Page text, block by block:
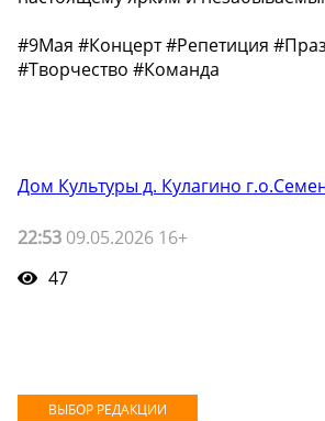
#9Мая #Концерт #Репетиция
#Творчество #Команда
Дом Культуры д. Кулагино
22:53 09.05.2026 16+
47
ВЫБОР РЕДАКЦИИ